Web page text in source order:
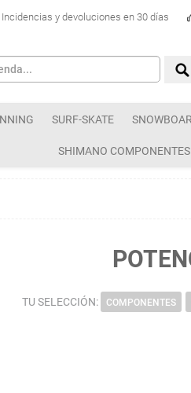
Incidencias y devoluciones en 30 días
SURF-SKATE
SHIMANO COMPONENTES
TU SELECCIÓN: COMPONENTES